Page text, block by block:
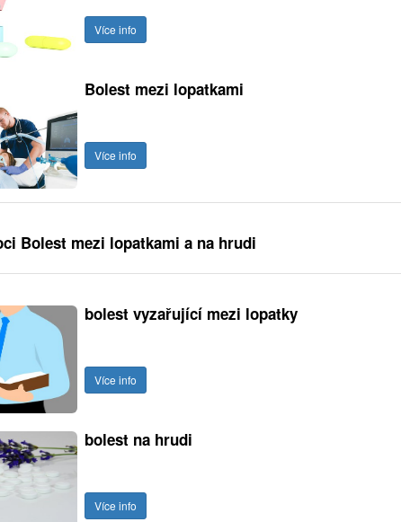
Více info
Bolest mezi lopatkami
Více info
Bolest mezi lopatkami a na hrudi
bolest vyzařující mezi lopatky
Více info
bolest na hrudi
Více info